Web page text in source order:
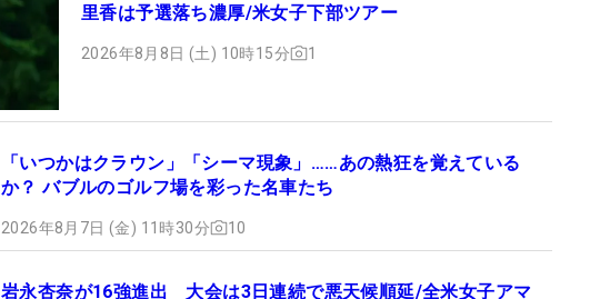
里香は予選落ち濃厚/米女子下部ツアー
2026年8月8日 (土) 10時15分 1
「いつかはクラウン」「シーマ現象」……あの熱狂を覚えている
か？ バブルのゴルフ場を彩った名車たち
2026年8月7日 (金) 11時30分 10
岩永杏奈が16強進出 大会は3日連続で悪天候順延/全米女子アマ